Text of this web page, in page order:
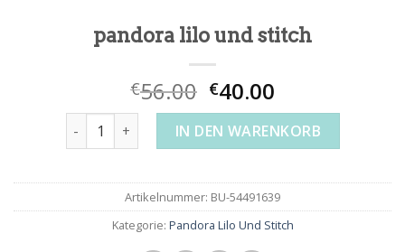
pandora lilo und stitch
€56.00 €40.00
pandora lilo und stitch Menge
IN DEN WARENKORB
Artikelnummer: BU-54491639
Kategorie: Pandora Lilo Und Stitch